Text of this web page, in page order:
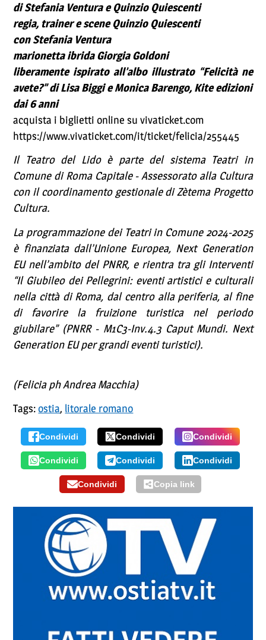
di Stefania Ventura e Quinzio Quiescenti
regia, trainer e scene Quinzio Quiescenti
con Stefania Ventura
marionetta ibrida Giorgia Goldoni
liberamente ispirato all’albo illustrato “Felicità ne
avete?” di Lisa Biggi e Monica Barengo, Kite edizioni
dai 6 anni
acquista i biglietti online su vivaticket.com
https://www.vivaticket.com/it/ticket/felicia/255445
Il Teatro del Lido è parte del sistema Teatri in
Comune di Roma Capitale - Assessorato alla Cultura
con il coordinamento gestionale di Zètema Progetto
Cultura.
La programmazione dei Teatri in Comune 2024-2025
è finanziata dall’Unione Europea, Next Generation
EU nell’ambito del PNRR, e rientra tra gli Interventi
“Il Giubileo dei Pellegrini: eventi artistici e culturali
nella città di Roma, dal centro alla periferia, al fine
di favorire la fruizione turistica nel periodo
giubilare” (PNRR - M1C3-Inv.4.3 Caput Mundi. Next
Generation EU per grandi eventi turistici).
(Felicia ph Andrea Macchia)
Tags:ostia, litorale romano
Condividi Condividi Condividi
Condividi Condividi Condividi
Condividi Copia link